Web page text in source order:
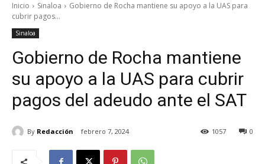
Inicio Sinaloa
Gobierno de Rocha mantiene su apoyo a la UAS para
cubrir pagos...
Sinaloa
Gobierno de Rocha mantiene
su apoyo a la UAS para cubrir
pagos del adeudo ante el SAT
By Redacción febrero 7, 2024 0
1057